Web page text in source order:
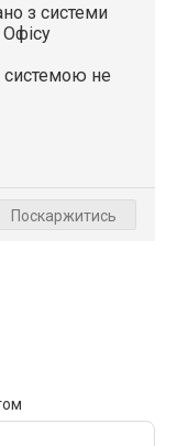
з системи
системою не
Поскаржитись